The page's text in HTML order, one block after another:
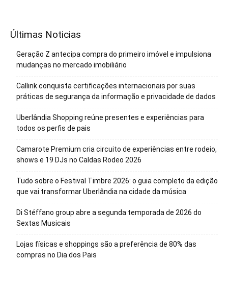
Últimas Noticias
Geração Z antecipa compra do primeiro imóvel e impulsiona
mudanças no mercado imobiliário
Callink conquista certificações internacionais por suas
práticas de segurança da informação e privacidade de dados
Uberlândia Shopping reúne presentes e experiências para
todos os perfis de pais
Camarote Premium cria circuito de experiências entre rodeio,
shows e 19 DJs no Caldas Rodeo 2026
Tudo sobre o Festival Timbre 2026: o guia completo da edição
que vai transformar Uberlândia na cidade da música
Di Stéffano group abre a segunda temporada de 2026 do
Sextas Musicais
Lojas físicas e shoppings são a preferência de 80% das
compras no Dia dos Pais